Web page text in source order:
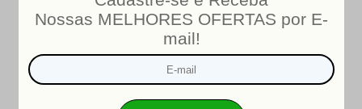
Nosso produto é certificado peloINMETRO!
CERTIFICADO DE CONFORMIDADE NÚMERO: 07424-001-
02/2019
OCP: 003